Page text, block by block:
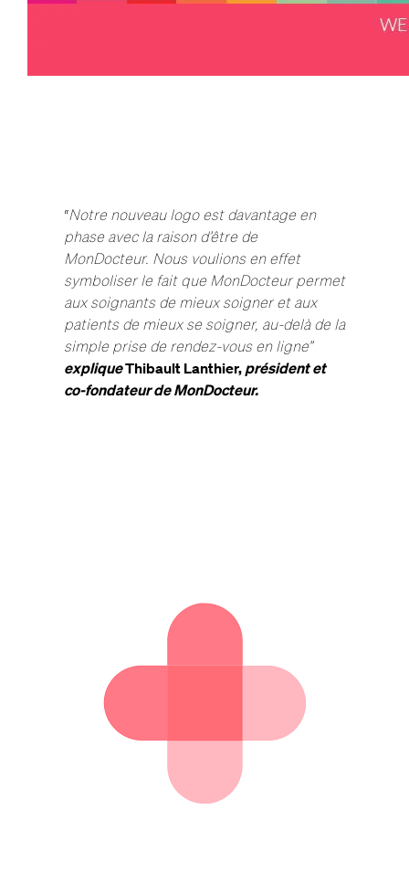
“Notre nouveau logo est davantage en
phase avec la raison d’être de
MonDocteur. Nous voulions en effet
symboliser le fait que MonDocteur permet
aux soignants de mieux soigner et aux
patients de mieux se soigner, au-delà de la
simple prise de rendez-vous en ligne”
expliqueThibault Lanthier, président et
co-fondateur de MonDocteur.